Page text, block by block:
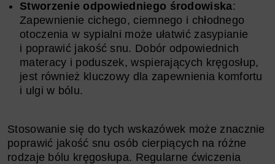
Stworzenie odpowiedniego środowiska:
Zapewnienie cichego, ciemnego i chłodnego
otoczenia w sypialni może ułatwić zasypianie
i poprawić jakość snu. Dobór odpowiednich
materacy i poduszek, wspierających kręgosłup,
jest również kluczowy dla zapewnienia komfortu
i ulgi w bólu.
Stosowanie się do tych wskazówek może znacznie
poprawić jakość snu osób cierpiących na różne
rodzaje bólu kręgosłupa. Regularne ćwiczenia